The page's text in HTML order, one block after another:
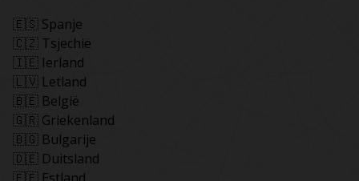
🇪🇸 Spanje
🇨🇿 Tsjechië
🇮🇪 Ierland
🇱🇻 Letland
🇧🇪 België
🇬🇷 Griekenland
🇧🇬 Bulgarije
🇩🇪 Duitsland